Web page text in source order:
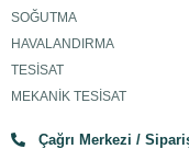
SOĞUTMA
HAVALANDIRMA
TESİSAT
MEKANİK TESİSAT
Çağrı Merkezi /